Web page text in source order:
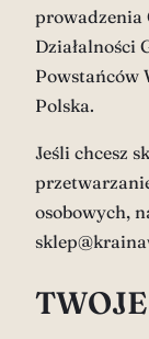
Działalności
Powstańców
Polska.
Jeśli chcesz
osobowych,